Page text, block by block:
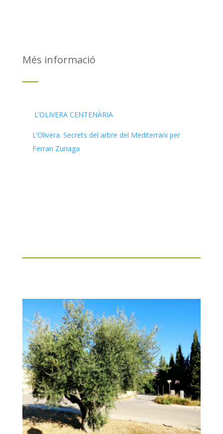
Més informació
L’OLIVERA CENTENÀRIA
L’Olivera. Secrets del arbre del Mediterrani per
Ferran Zuriaga